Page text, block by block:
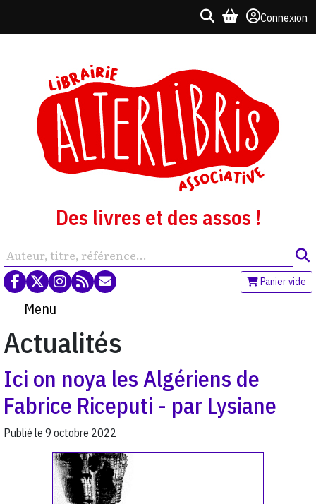
Connexion
Des livres et des assos !
Panier vide
Menu
Actualités
Ici on noya les Algériens de
Fabrice Riceputi - par Lysiane
Publié le 9 octobre 2022